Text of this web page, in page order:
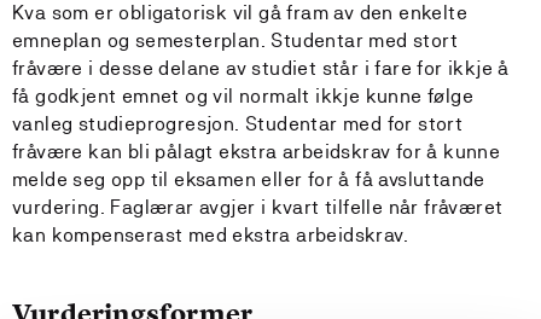
Kva som er obligatorisk vil gå fram av den enkelte
emneplan og semesterplan. Studentar med stort
fråvære i desse delane av studiet står i fare for ikkje å
få godkjent emnet og vil normalt ikkje kunne følge
vanleg studieprogresjon. Studentar med for stort
fråvære kan bli pålagt ekstra arbeidskrav for å kunne
melde seg opp til eksamen eller for å få avsluttande
vurdering. Faglærar avgjer i kvart tilfelle når fråværet
kan kompenserast med ekstra arbeidskrav.